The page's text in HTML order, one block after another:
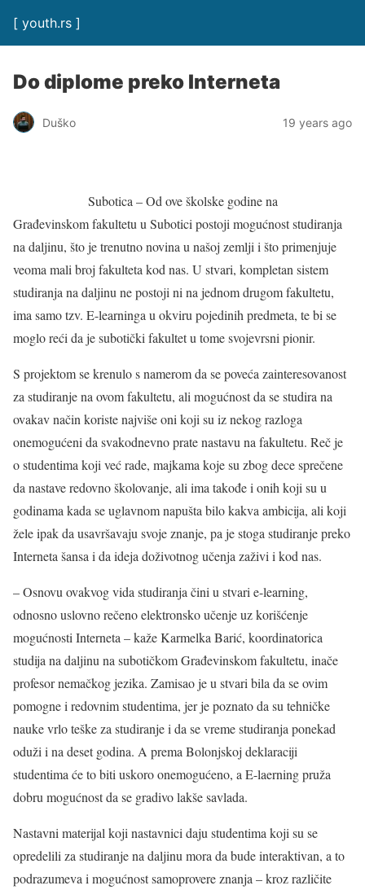
[ youth.rs ]
Do diplome preko Interneta
Duško 19 years ago
Subotica – Od ove školske godine na
Građevinskom fakultetu u Subotici postoji mogućnost studiranja
na daljinu, što je trenutno novina u našoj zemlji i što primenjuje
veoma mali broj fakulteta kod nas. U stvari, kompletan sistem
studiranja na daljinu ne postoji ni na jednom drugom fakultetu,
ima samo tzv. E-learninga u okviru pojedinih predmeta, te bi se
moglo reći da je subotički fakultet u tome svojevrsni pionir.
S projektom se krenulo s namerom da se poveća zainteresovanost
za studiranje na ovom fakultetu, ali mogućnost da se studira na
ovakav način koriste najviše oni koji su iz nekog razloga
onemogućeni da svakodnevno prate nastavu na fakultetu. Reč je
o studentima koji već rade, majkama koje su zbog dece sprečene
da nastave redovno školovanje, ali ima takođe i onih koji su u
godinama kada se uglavnom napušta bilo kakva ambicija, ali koji
žele ipak da usavršavaju svoje znanje, pa je stoga studiranje preko
Interneta šansa i da ideja doživotnog učenja zaživi i kod nas.
– Osnovu ovakvog vida studiranja čini u stvari e-learning,
odnosno uslovno rečeno elektronsko učenje uz korišćenje
mogućnosti Interneta – kaže Karmelka Barić, koordinatorica
studija na daljinu na subotičkom Građevinskom fakultetu, inače
profesor nemačkog jezika. Zamisao je u stvari bila da se ovim
pomogne i redovnim studentima, jer je poznato da su tehničke
nauke vrlo teške za studiranje i da se vreme studiranja ponekad
oduži i na deset godina. A prema Bolonjskoj deklaraciji
studentima će to biti uskoro onemogućeno, a E-laerning pruža
dobru mogućnost da se gradivo lakše savlada.
Nastavni materijal koji nastavnici daju studentima koji su se
opredelili za studiranje na daljinu mora da bude interaktivan, a to
podrazumeva i mogućnost samoprovere znanja – kroz različite